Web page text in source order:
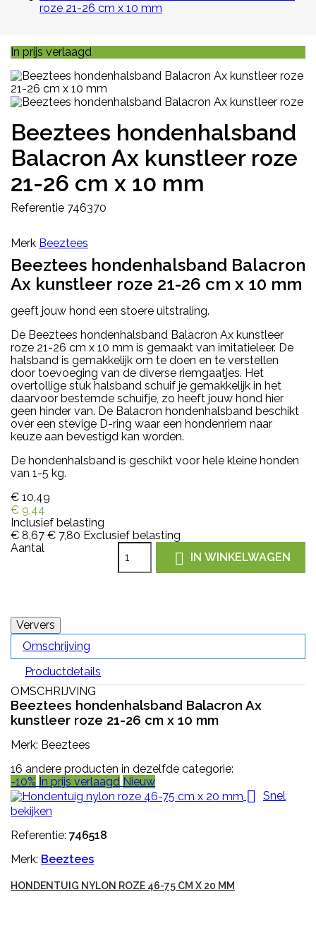
roze 21-26 cm x 10 mm
In prijs verlaagd
Beeztees hondenhalsband
Balacron Ax kunstleer roze
21-26 cm x 10 mm
Referentie 746370
Merk Beeztees
Beeztees hondenhalsband Balacron
Ax kunstleer roze 21-26 cm x 10 mm
geeft jouw hond een stoere uitstraling.
De Beeztees hondenhalsband Balacron Ax kunstleer
roze 21-26 cm x 10 mm is gemaakt van imitatieleer. De
halsband is gemakkelijk om te doen en te verstellen
door toevoeging van de diverse riemgaatjes. Het
overtollige stuk halsband schuif je gemakkelijk in het
daarvoor bestemde schuifje, zo heeft jouw hond hier
geen hinder van. De Balacron hondenhalsband beschikt
over een stevige D-ring waar een hondenriem naar
keuze aan bevestigd kan worden.
De hondenhalsband is geschikt voor hele kleine honden
van 1-5 kg.
€ 10,49
€ 9,44
Inclusief belasting
€ 8,67 € 7,80 Exclusief belasting
Aantal
 IN WINKELWAGEN
Omschrijving
Productdetails
OMSCHRIJVING
Beeztees hondenhalsband Balacron Ax
kunstleer roze 21-26 cm x 10 mm
Merk: Beeztees
16 andere producten in dezelfde categorie:
-10% In prijs verlaagd Nieuw
 Snel
bekijken
Referentie: 746518
Merk: Beeztees
HONDENTUIG NYLON ROZE 46-75 CM X 20 MM